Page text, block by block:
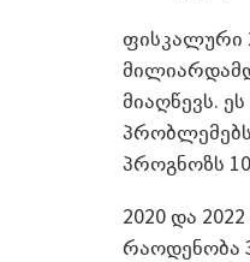
ფისკალური
მიაღწევს.
პროგნოზს
2020 და
რაოდენობა